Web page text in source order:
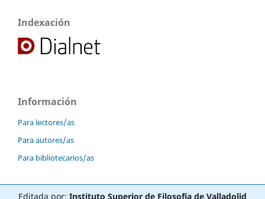
Indexación
Información
Para lectores/as
Para autores/as
Para bibliotecarios/as
Editada por: Instituto Superior de Filosofía de Valladolid